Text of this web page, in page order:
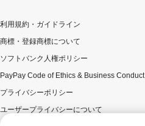
利用規約・ガイドライン
商標・登録商標について
ソフトバンク人権ポリシー
PayPay Code of Ethics & Business Conduct
プライバシーポリシー
ユーザープライバシーについて